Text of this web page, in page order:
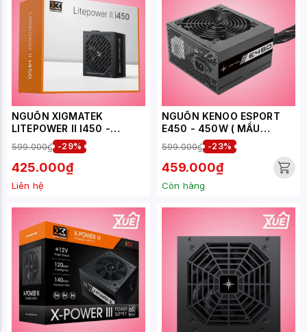
NGUỒN XIGMATEK
LITEPOWER II I450 -
EN46414
599.000₫ -29%
425.000₫
Liên hệ
NGUỒN KENOO ESPORT
E450 - 450W ( MẦU
ĐEN/TRAY )
599.000₫ -23%
459.000₫
Còn hàng